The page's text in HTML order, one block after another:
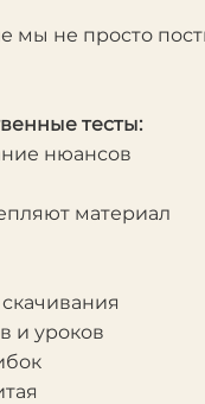
мы не просто
тесты:
нюансов
материал
и уроков